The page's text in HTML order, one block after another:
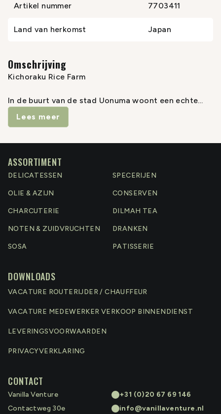
Artikel nummer
7703411
Land van herkomst Japan
Omschrijving
Kichoraku Rice Farm
In de buurt van de stad Uonuma woont een echte
rijstguru. Kichoraku heeft zich volledig toegelegd en
toegewijd aan de zeer gelimiteerde productie van
volledig ecologische manier, zonder enige vorm van
chemische bemesting, chemische onkruidverdelging,
Het bedrijf is slechts 0.9 ha groot en de opbrengst
ligt ongeveer 1/3 lager dan men normaal van deze
Deze rijst is enkel te bekomen mits je je er een jaar
op voorhand telkens voor inschrijft, een soort van
Lees meer
ASSORTIMENT
DELICATESSEN SPECERIJEN
OLIE & AZIJN CONSERVEN
CHARCUTERIE DILMAH TEA
NOTEN & ZUIDVRUCHTEN DRANKEN
SOSA PATISSERIE
DOWNLOADS
VACATURE ROUTERIJDER / CHAUFFEUR
VACATURE MEDEWERKER VERKOOP BINNENDIENST
LEVERINGSVOORWAARDEN
PRIVACYVERKLARING
CONTACT
Vanilla Venture
Contactweg 30e
+31 (0)20 67 69 146
info@vanillaventure.nl